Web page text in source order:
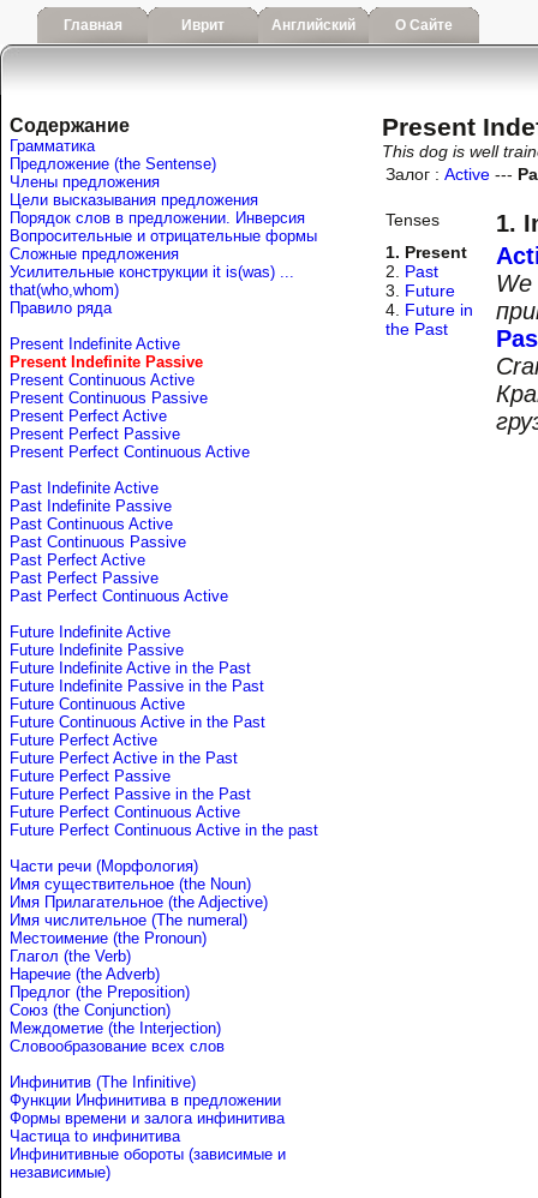
Главная Иврит Английский О Сайте
Содержание
Грамматика
Предложение (the Sentense)
Члены предложения
Цели высказывания предложения
Порядок слов в предложении. Инверсия
Вопросительные и отрицательные формы
Сложные предложения
Усилительные конструкции it is(was) ...
that(who,whom)
Правило ряда
Present Indefinite Active
Present Indefinite Passive
Present Continuous Active
Present Continuous Passive
Present Perfect Active
Present Perfect Passive
Present Perfect Continuous Active
Past Indefinite Active
Past Indefinite Passive
Past Continuous Active
Past Continuous Passive
Past Perfect Active
Past Perfect Passive
Past Perfect Continuous Active
Future Indefinite Active
Future Indefinite Passive
Future Indefinite Active in the Past
Future Indefinite Passive in the Past
Future Continuous Active
Future Continuous Active in the Past
Future Perfect Active
Future Perfect Active in the Past
Future Perfect Passive
Future Perfect Passive in the Past
Future Perfect Continuous Active
Future Perfect Continuous Active in the past
Части речи (Морфология)
Имя существительное (the Noun)
Имя Прилагательное (the Adjective)
Имя числительное (The numeral)
Местоимение (the Pronoun)
Глагол (the Verb)
Наречие (the Adverb)
Предлог (the Preposition)
Союз (the Conjunction)
Междометие (the Interjection)
Словообразование всех слов
Инфинитив (The Infinitive)
Функции Инфинитива в предложении
Формы времени и залога инфинитива
Частица to инфинитива
Инфинитивные обороты (зависимые и
независимые)
Present
This dog is well
Залог : Active ---
Tenses 1.
1. Present
2. Past
3. Future
4. Future in
the Past
We